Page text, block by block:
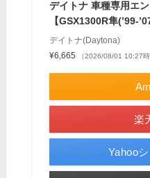
デイトナ 車種専用エ
【GSX1300R隼(’99-
デイトナ(Daytona)
¥6,665
（2026/08/01 10:27
楽
Yahoo